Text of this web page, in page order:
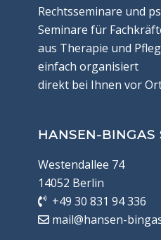
Rechtsseminare und
Seminare für
aus Therapie und
einfach organisiert
direkt bei Ihnen vor
HANSEN-BINGAS
Westendallee 74
14052 Berlin
+49 30 831 94 336
mail@hansen-